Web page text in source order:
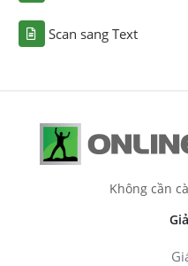
Scan sang Text
Không cần